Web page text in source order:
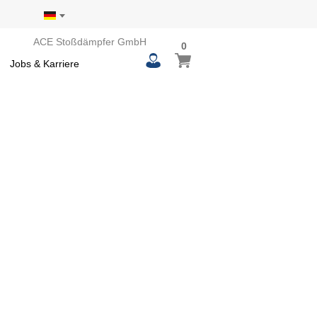
ACE Stoßdämpfer GmbH
Jobs & Karriere
Mein Warenkorb
00
items